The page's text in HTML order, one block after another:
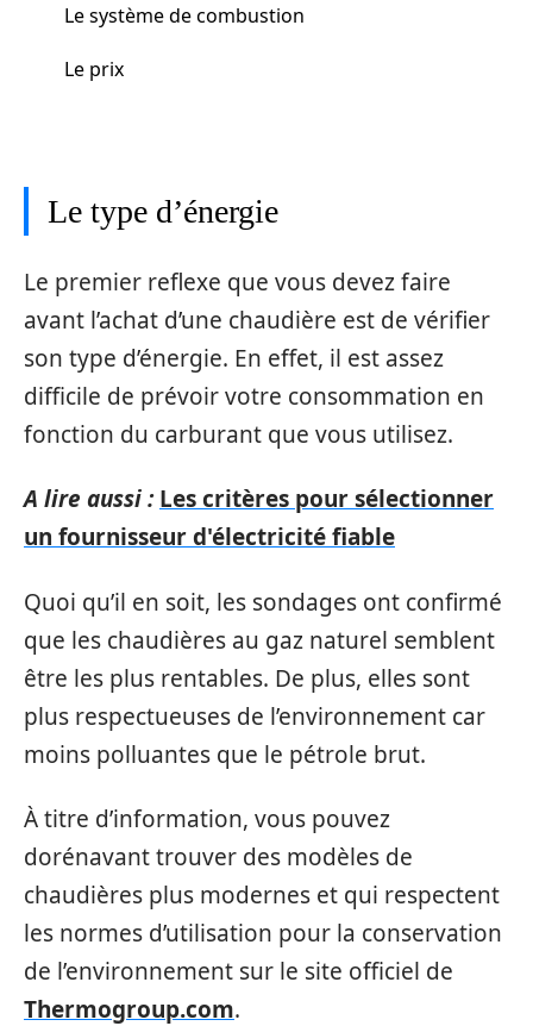
Le système de combustion
Le prix
Le type d’énergie
Le premier reflexe que vous devez faire
avant l’achat d’une chaudière est de vérifier
son type d’énergie. En effet, il est assez
difficile de prévoir votre consommation en
fonction du carburant que vous utilisez.
A lire aussi : Les critères pour sélectionner
un fournisseur d'électricité fiable
Quoi qu’il en soit, les sondages ont confirmé
que les chaudières au gaz naturel semblent
être les plus rentables. De plus, elles sont
plus respectueuses de l’environnement car
moins polluantes que le pétrole brut.
À titre d’information, vous pouvez
dorénavant trouver des modèles de
chaudières plus modernes et qui respectent
les normes d’utilisation pour la conservation
de l’environnement sur le site officiel de
Thermogroup.com.